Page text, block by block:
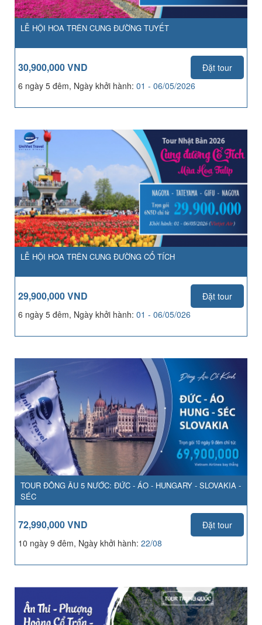
LỄ HỘI HOA TRÊN CUNG ĐƯỜNG TUYẾT
30,900,000 VND
Đặt tour
6 ngày 5 đêm, Ngày khởi hành: 01 - 06/05/2026
LỄ HỘI HOA TRÊN CUNG ĐƯỜNG CỔ TÍCH
29,900,000 VND
Đặt tour
6 ngày 5 đêm, Ngày khởi hành: 01 - 06/05/026
TOUR ĐÔNG ÂU 5 NƯỚC: ĐỨC - ÁO - HUNGARY - SLOVAKIA -
SÉC
72,990,000 VND
Đặt tour
10 ngày 9 đêm, Ngày khởi hành: 22/08